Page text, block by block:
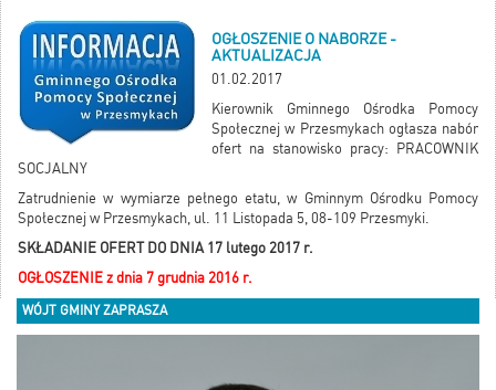
OGŁOSZENIE O NABORZE -
AKTUALIZACJA
01.02.2017
Kierownik Gminnego Ośrodka Pomocy
Społecznej w Przesmykach ogłasza nabór
ofert na stanowisko pracy: PRACOWNIK
SOCJALNY
Zatrudnienie w wymiarze pełnego etatu, w Gminnym Ośrodku Pomocy
Społecznej w Przesmykach, ul. 11 Listopada 5, 08-109 Przesmyki.
SKŁADANIE OFERT DO DNIA 17 lutego 2017 r.
OGŁOSZENIE z dnia 7 grudnia 2016 r.
WÓJT GMINY ZAPRASZA